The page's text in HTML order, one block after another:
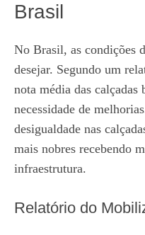
Brasil
No Brasil, as condições
desejar. Segundo um
nota média das
necessidade de
desigualdade nas
mais nobres recebendo
infraestrutura.
Relatório do